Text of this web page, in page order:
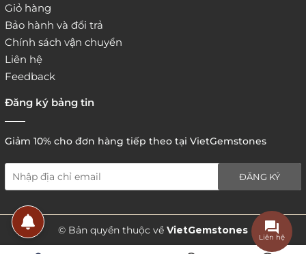
5. Hình thức thanh toán
Giỏ hàng
Bảo hành và đổi trả
Chính sách vận chuyển
Liên hệ
Feedback
Đăng ký bảng tin
Giảm 10% cho đơn hàng tiếp theo tại VietGemstones
ĐĂNG KÝ
© Bản quyền thuộc về VietGemstones
Liên hệ